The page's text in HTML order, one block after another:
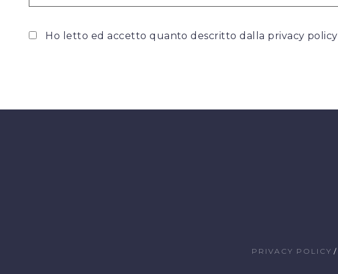
Ho letto ed accetto quanto descritto dalla privacy policy
PRIVACY POLICY